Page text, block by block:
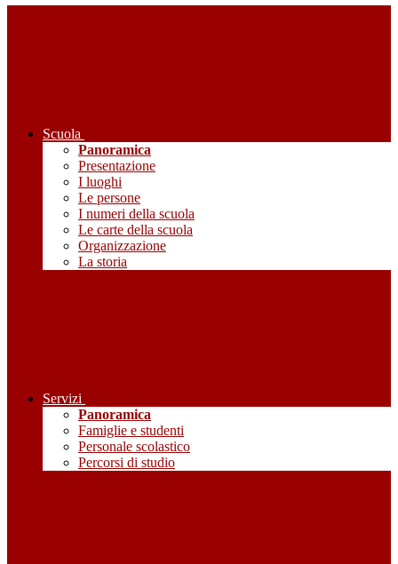
Scuola
Panoramica
Presentazione
I luoghi
Le persone
I numeri della scuola
Le carte della scuola
Organizzazione
La storia
Servizi
Panoramica
Famiglie e studenti
Personale scolastico
Percorsi di studio